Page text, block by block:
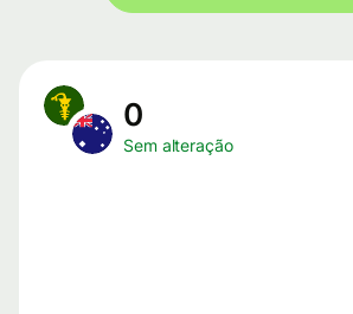
0
Sem alteração